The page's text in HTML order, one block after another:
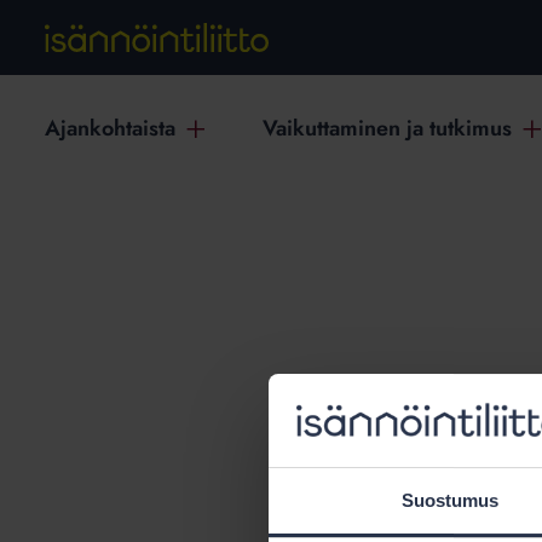
Suostumus
Ajankohtaista Vaikuttaminen ja tutkimus